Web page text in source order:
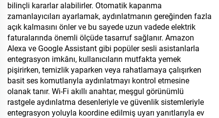
bilinçli kararlar alabilirler. Otomatik kapanma
zamanlayıcıları ayarlamak, aydınlatmanın gereğinden fazla
açık kalmasını önler ve bu sayede uzun vadede elektrik
faturalarında önemli ölçüde tasarruf sağlanır. Amazon
Alexa ve Google Assistant gibi popüler sesli asistanlarla
entegrasyon imkânı, kullanıcıların mutfakta yemek
pişirirken, temizlik yaparken veya rahatlamaya çalışırken
basit ses komutlarıyla aydınlatmayı kontrol etmesine
olanak tanır. Wi-Fi akıllı anahtar, meşgul görünümlü
rastgele aydınlatma desenleriyle ve güvenlik sistemleriyle
entegrasyon yoluyla koordine edilmiş uyarı yanıtlarıyla ev